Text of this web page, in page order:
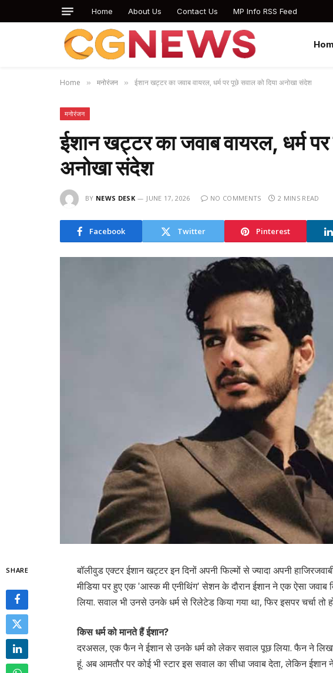
Home About Us Contact Us MP Info RSS Feed
Home » मनोरंजन » ईशान खट्टर का जवाब वायरल, धर्म पर पूछे सवाल को दिया अनोखा संदेश
मनोरंजन
ईशान खट्टर का जवाब वायरल, धर्म
अनोखा संदेश
BY NEWS DESK JUNE 17, 2026 NO COMMENTS 2 MINS READ
Facebook Twitter Pinterest
SHARE
बॉलीवुड एक्टर ईशान खट्टर इन दिनों अपनी फिल्मों से ज्यादा अपनी
मीडिया पर हुए एक 'आस्क मी एनीथिंग' सेशन के दौरान ईशान ने एक ऐसा जवाब
लिया. सवाल भी उनसे उनके धर्म से रिलेटेड किया गया था, फिर इसपर चर्चा तो
किस धर्म को मानते हैं ईशान?
दरअसल, एक फैन ने ईशान से उनके धर्म को लेकर सवाल पूछ लिया. फैन ने
हूं. अब आमतौर पर कोई भी स्टार इस सवाल का सीधा जवाब देता, लेकिन